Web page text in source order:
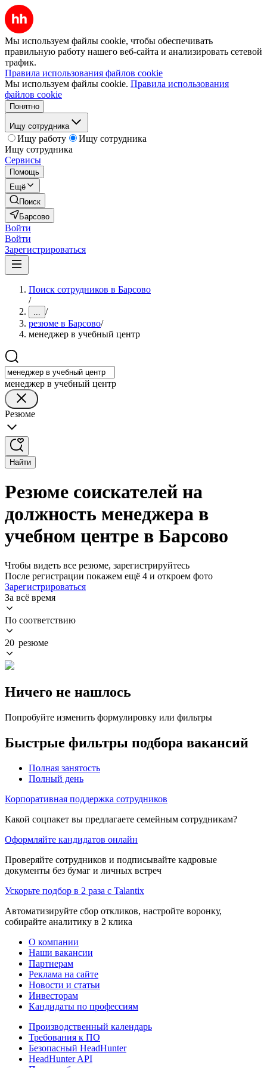
Мы используем файлы cookie, чтобы обеспечивать
правильную работу нашего веб-сайта и анализировать сетевой
трафик.
Правила использования файлов cookie
Мы используем файлы cookie. Правила использования
файлов cookie
Понятно
Ищу сотрудника
Ищу работу
Ищу сотрудника
Ищу сотрудника
Сервисы
Помощь
Ещё
Поиск
Барсово
Войти
Войти
Зарегистрироваться
Поиск сотрудников в Барсово
/
... /
резюме в Барсово/
менеджер в учебный центр
менеджер в учебный центр
Резюме
Найти
Резюме соискателей на
должность менеджера в
учебном центре в Барсово
Чтобы видеть все резюме, зарегистрируйтесь
После регистрации покажем ещё 4 и откроем фото
Зарегистрироваться
За всё время
По соответствию
20 резюме
Ничего не нашлось
Попробуйте изменить формулировку или фильтры
Быстрые фильтры подбора вакансий
Полная занятость
Полный день
Корпоративная поддержка сотрудников
Какой соцпакет вы предлагаете семейным сотрудникам?
Оформляйте кандидатов онлайн
Проверяйте сотрудников и подписывайте кадровые
документы без бумаг и личных встреч
Ускорьте подбор в 2 раза с Talantix
Автоматизируйте сбор откликов, настройте воронку,
собирайте аналитику в 2 клика
О компании
Наши вакансии
Партнерам
Реклама на сайте
Новости и статьи
Инвесторам
Кандидаты по профессиям
Производственный календарь
Требования к ПО
Безопасный HeadHunter
HeadHunter API